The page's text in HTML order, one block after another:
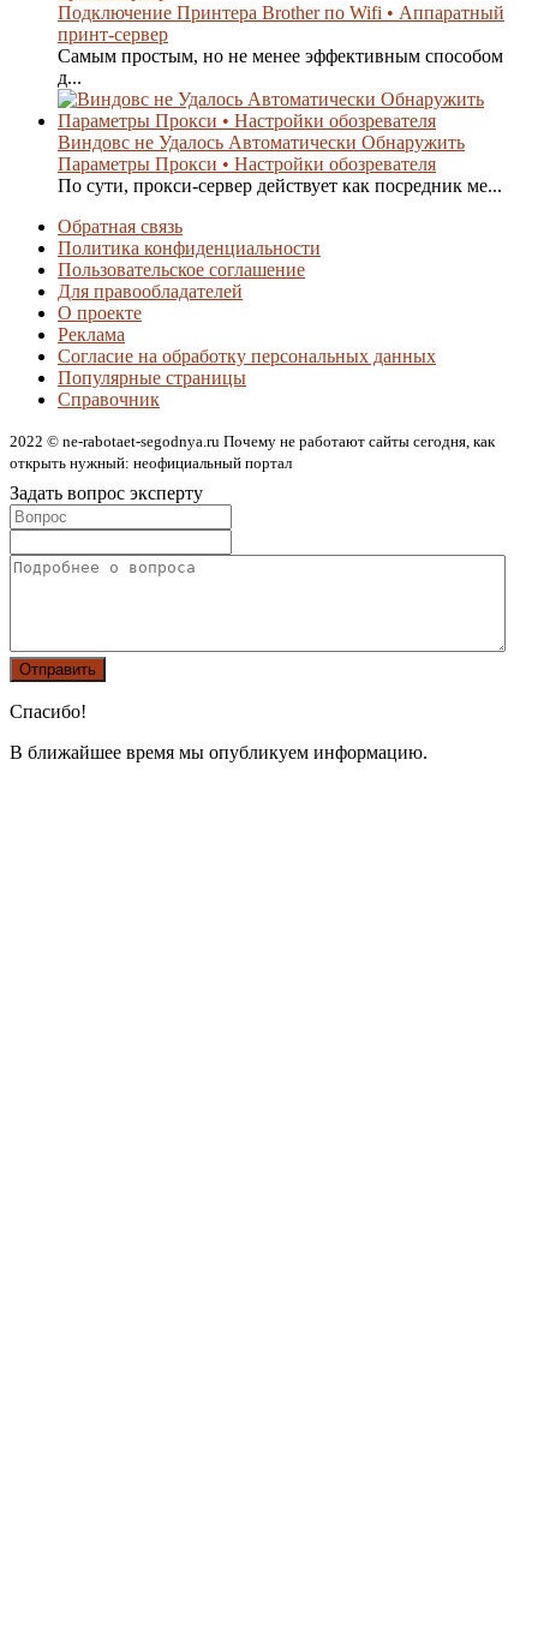
Подключение Принтера Brother по Wifi • Аппаратный
принт-сервер
Самым простым, но не менее эффективным способом
д...
Виндовс не Удалось Автоматически Обнаружить
Параметры Прокси • Настройки обозревателя
По сути, прокси-сервер действует как посредник ме...
Обратная связь
Политика конфиденциальности
Пользовательское соглашение
Для правообладателей
О проекте
Реклама
Согласие на обработку персональных данных
Популярные страницы
Справочник
2022 © ne-rabotaet-segodnya.ru Почему не работают сайты сегодня, как
открыть нужный: неофициальный портал
Задать вопрос эксперту
Спасибо!
В ближайшее время мы опубликуем информацию.